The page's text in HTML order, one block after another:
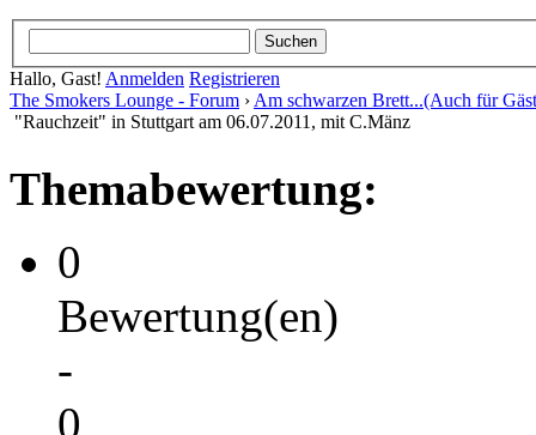
Hallo, Gast! Anmelden Registrieren
The Smokers Lounge - Forum › Am schwarzen Brett...(Auch für
"Rauchzeit" in Stuttgart am 06.07.2011, mit C.Mänz
Themabewertung:
0
Bewertung(en)
-
0